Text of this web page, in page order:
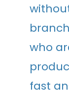
who
fast